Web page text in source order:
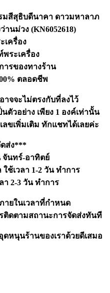
สีสุธิบดีนาคา ดาวมหาลาภ
านม่วง (KN6052618)
เครื่อง
ระเครื่อง
ารของทางร้าน
ตลอดชีพ
จจะไม่ตรงกับที่ลงไว้
ตัวอย่าง เพียง 1 องค์เท่านั้น
ขเพิ่มเติม ทักแชทได้เลยค่ะ
ส่ง***
จันทร์-อาทิตย์
ช้เวลา 1-2 วัน ทำการ
า 2-3 วัน ทำการ
ายในเวลาที่กำหนด
ติดตามสถานะการจัดส่งทันที
นุนร้านของเราด้วยดีเสมอ